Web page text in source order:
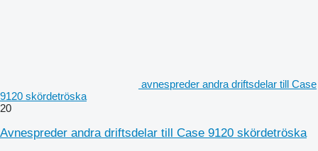
avnespreder andra driftsdelar till Case
9120 skördetröska
20
Avnespreder andra driftsdelar till Case 9120 skördetröska